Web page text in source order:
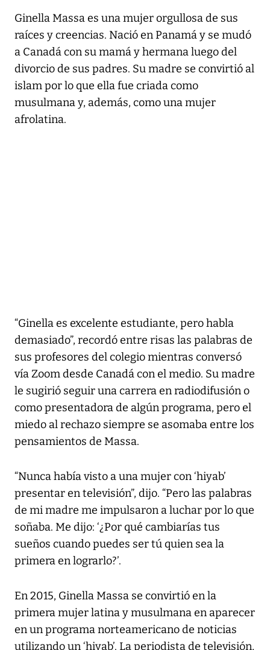
Ginella Massa es una mujer orgullosa de sus
raíces y creencias. Nació en Panamá y se mudó
a Canadá con su mamá y hermana luego del
divorcio de sus padres. Su madre se convirtió al
islam por lo que ella fue criada como
musulmana y, además, como una mujer
afrolatina.
“Ginella es excelente estudiante, pero habla
demasiado”, recordó entre risas las palabras de
sus profesores del colegio mientras conversó
vía Zoom desde Canadá con el medio. Su madre
le sugirió seguir una carrera en radiodifusión o
como presentadora de algún programa, pero el
miedo al rechazo siempre se asomaba entre los
pensamientos de Massa.
“Nunca había visto a una mujer con ‘hiyab’
presentar en televisión”, dijo. “Pero las palabras
de mi madre me impulsaron a luchar por lo que
soñaba. Me dijo: ‘¿Por qué cambiarías tus
sueños cuando puedes ser tú quien sea la
primera en lograrlo?’.
En 2015, Ginella Massa se convirtió en la
primera mujer latina y musulmana en aparecer
en un programa norteamericano de noticias
utilizando un ‘hiyab’. La periodista de televisión,